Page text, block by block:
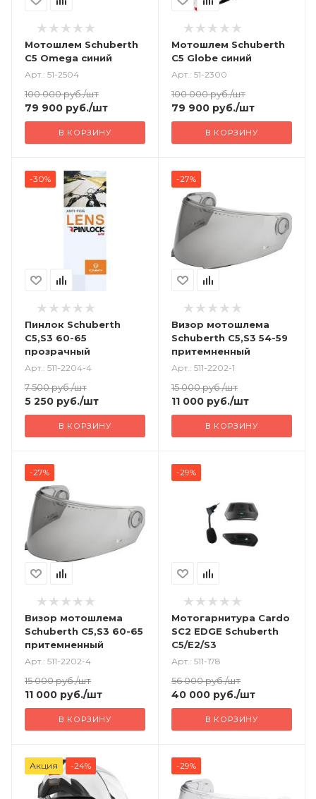
Мотошлем Schuberth
C5 Omega синий
Арт.: 51-2504
100 000руб./шт
79 900 руб./шт
В КОРЗИНУ
Мотошлем Schuberth
C5 Globe синий
Арт.: 51-2300
100 000руб./шт
79 900 руб./шт
В КОРЗИНУ
-30%
Пинлок Schuberth
C5,S3 60-65
прозрачный
Арт.: 511-2204-4
7 500руб./шт
5 250 руб./шт
В КОРЗИНУ
-27%
Визор мотошлема
Schuberth C5,S3 54-59
притемненный
Арт.: 511-2202-1
15 000руб./шт
11 000 руб./шт
В КОРЗИНУ
-27%
Визор мотошлема
Schuberth C5,S3 60-65
притемненный
Арт.: 511-2202-4
15 000руб./шт
11 000 руб./шт
В КОРЗИНУ
-29%
Мотогарнитура Cardo
SC2 EDGE Schuberth
C5/E2/S3
Арт.: 511-178
56 000руб./шт
40 000 руб./шт
В КОРЗИНУ
Акция -24% -29%